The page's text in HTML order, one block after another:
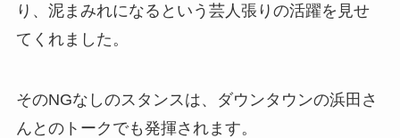
り、泥まみれになるという芸人張りの活躍を見せ
てくれました。
そのNGなしのスタンスは、ダウンタウンの浜田さ
んとのトークでも発揮されます。